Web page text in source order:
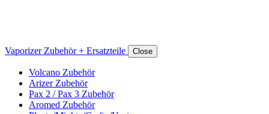
Vaporizer Zubehör + Ersatzteile Close
Volcano Zubehör
Arizer Zubehör
Pax 2 / Pax 3 Zubehör
Aromed Zubehör